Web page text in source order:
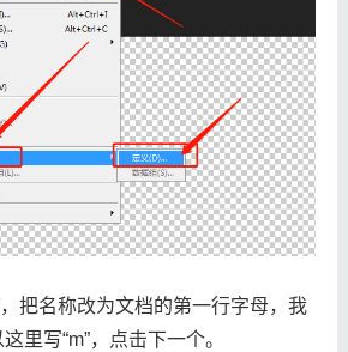
把名称改为文档的第一行字母，我
里写“m”，点击下一个。